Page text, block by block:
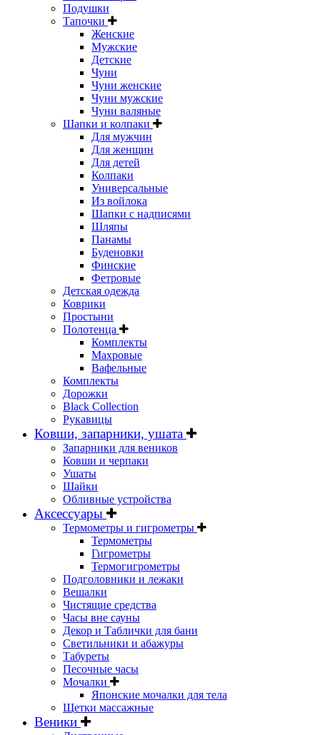
Подушки
Тапочки
Женские
Мужские
Детские
Чуни
Чуни женские
Чуни мужские
Чуни валяные
Шапки и колпаки
Для мужчин
Для женщин
Для детей
Колпаки
Универсальные
Из войлока
Шапки с надписями
Шляпы
Панамы
Буденовки
Финские
Фетровые
Детская одежда
Коврики
Простыни
Полотенца
Комплекты
Махровые
Вафельные
Комплекты
Дорожки
Black Collection
Рукавицы
Ковши, запарники, ушата
Запарники для веников
Ковши и черпаки
Ушаты
Шайки
Обливные устройства
Аксессуары
Термометры и гигрометры
Термометры
Гигрометры
Термогигрометры
Подголовники и лежаки
Вешалки
Чистящие средства
Часы вне сауны
Декор и Таблички для бани
Светильники и абажуры
Табуреты
Песочные часы
Мочалки
Японские мочалки для тела
Щетки массажные
Веники